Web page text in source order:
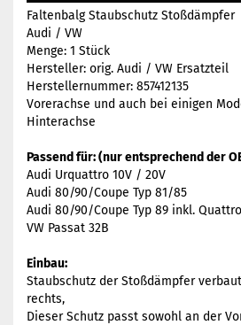
Faltenbalg Staubschutz Stoßdämpfer
Audi / VW
Menge: 1 Stück
Hersteller: orig. Audi / VW Ersatzteil
Herstellernummer: 857412135
Vorerachse und auch bei einigen
Hinterachse
Passend für: (nur entsprechend der
Audi Urquattro 10V / 20V
Audi 80/90/Coupe Typ 81/85
Audi 80/90/Coupe Typ 89 inkl. Quattro
VW Passat 32B
Einbau:
Staubschutz der Stoßdämpfer
rechts,
Dieser Schutz passt sowohl an der